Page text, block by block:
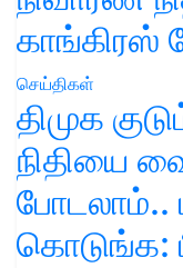
காங்கிரஸ்
செய்திகள்
திமுக
நிதியை
போடலாம்..
கொடுங்க: